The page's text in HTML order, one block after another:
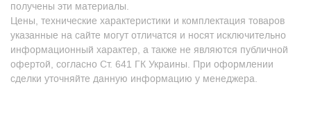
получены эти материалы.
Цены, технические характеристики и комплектация товаров
указанные на сайте могут отличатся и носят исключительно
информационный характер, а также не являются публичной
офертой, согласно Ст. 641 ГК Украины. При оформлении
сделки уточняйте данную информацию у менеджера.